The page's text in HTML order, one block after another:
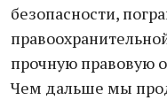
безопасности,
прочную правовую
Чем дальше мы